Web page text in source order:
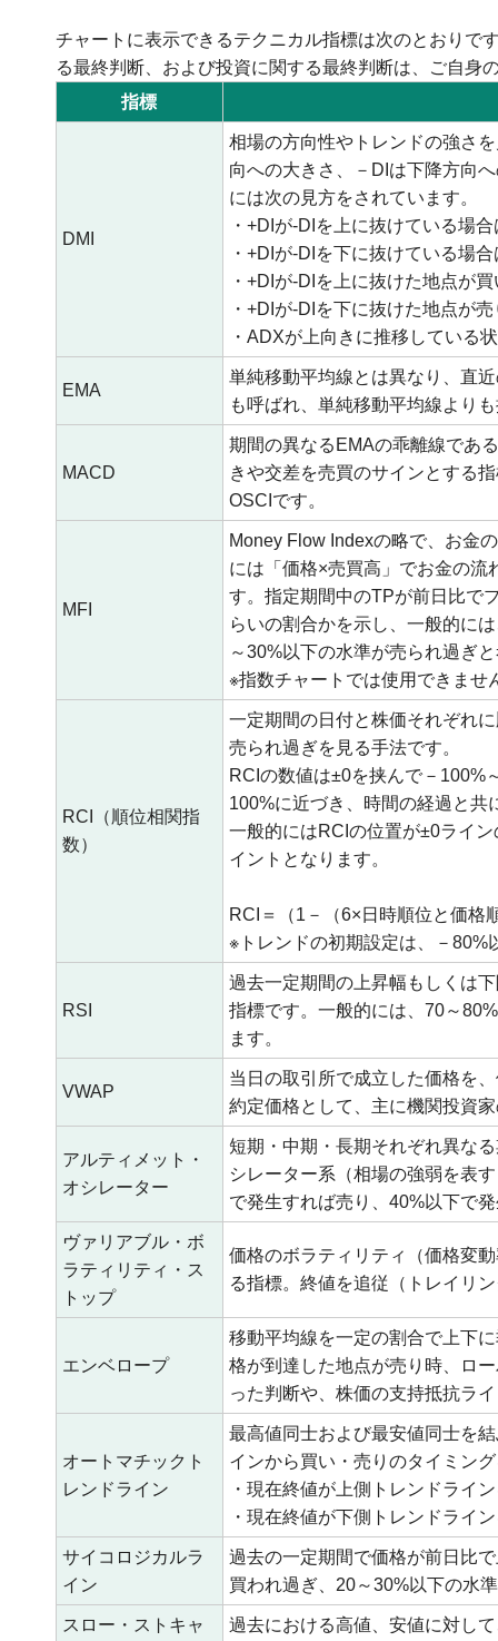
チャートに表示できるテクニカル指標は次のとおりで
る最終判断、および投資に関する最終判断は、ご自身
指標
DMI
相場の方向性やトレンドの強さ
向への大きさ、－DIは下降方向
には次の見方をされています。
・+DIが-DIを上に抜けている場
・+DIが-DIを下に抜けている場
・+DIが-DIを上に抜けた地点が
・+DIが-DIを下に抜けた地点が
・ADXが上向きに推移している
EMA
単純移動平均線とは異なり、直
も呼ばれ、単純移動平均線より
MACD
期間の異なるEMAの乖離線であ
きや交差を売買のサインとする
OSCIです。
MFI
Money Flow Indexの略で、お金
には「価格×売買高」でお金の流
す。指定期間中のTPが前日比で
らいの割合かを示し、一般的に
～30%以下の水準が売られ過ぎ
※指数チャートでは使用できませ
RCI（順位相関指
数）
一定期間の日付と株価それぞれ
売られ過ぎを見る手法です。
RCIの数値は±0を挟んで－100%
100%に近づき、時間の経過と共
一般的にはRCIの位置が±0ライ
イントとなります。
RCI＝（1－（6×日時順位と価格
※トレンドの初期設定は、－80%
RSI
過去一定期間の上昇幅もしくは
指標です。一般的には、70～
ます。
VWAP
当日の取引所で成立した価格を
約定価格として、主に機関投資
アルティメット・
オシレーター
短期・中期・長期それぞれ異な
シレーター系（相場の強弱を表
で発生すれば売り、40%以下で
ヴァリアブル・ボ
ラティリティ・ス
トップ
価格のボラティリティ（価格変
る指標。終値を追従（トレイリ
エンベロープ
移動平均線を一定の割合で上下
格が到達した地点が売り時、ロ
った判断や、株価の支持抵抗ラ
オートマチックト
レンドライン
最高値同士および最安値同士を
インから買い・売りのタイミン
・現在終値が上側トレンドライ
・現在終値が下側トレンドライ
サイコロジカルラ
イン
過去の一定期間で価格が前日比
買われ過ぎ、20～30%以下の水
スロー・ストキャ
過去における高値、安値に対し